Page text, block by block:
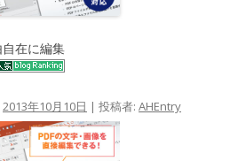
在に編集
2013年10月10日 | 投稿者: AHEntry